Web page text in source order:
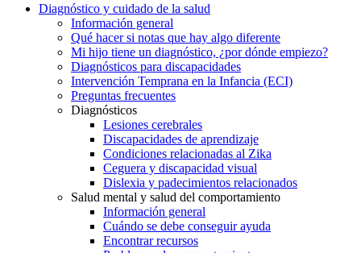
Diagnóstico y cuidado de la salud
Información general
Qué hacer si notas que hay algo diferente
Mi hijo tiene un diagnóstico, ¿por dónde empiezo?
Diagnósticos para discapacidades
Intervención Temprana en la Infancia (ECI)
Preguntas frecuentes
Diagnósticos
Lesiones cerebrales
Discapacidades de aprendizaje
Condiciones relacionadas al Zika
Ceguera y discapacidad visual
Dislexia y padecimientos relacionados
Salud mental y salud del comportamiento
Información general
Cuándo se debe conseguir ayuda
Encontrar recursos